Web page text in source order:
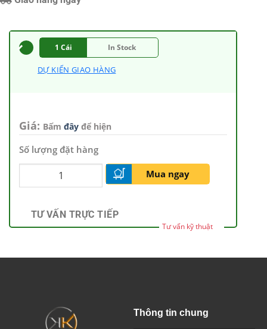
1 Cái In Stock
DỰ KIẾN GIAO HÀNG
Giá: Bấm đây để hiện
Số lượng đặt hàng
Mua ngay
TƯ VẤN TRỰC TIẾP
Tư vấn kỹ thuật
Thông tin chung